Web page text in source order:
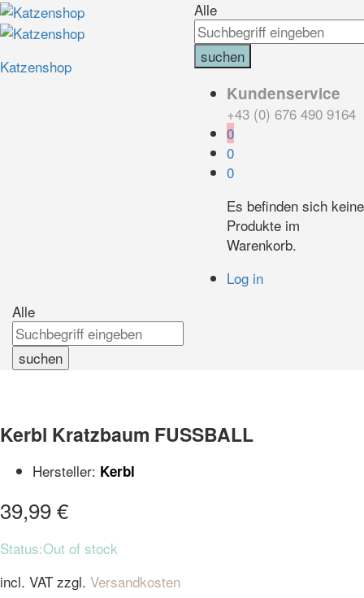
Katzenshop
Alle
suchen
Kundenservice
+43 (0) 676 490 9164
0
0
0
Es befinden sich keine
Produkte im
Warenkorb.
Log in
Alle
suchen
Kerbl Kratzbaum FUSSBALL
Hersteller: Kerbl
39,99€
Status:Out of stock
incl. VAT zzgl. Versandkosten